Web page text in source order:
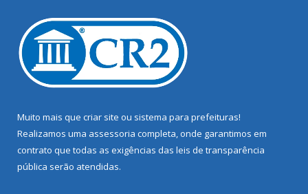
Muito mais que criar site ou sistema para prefeituras!
Realizamos uma assessoria completa, onde garantimos em
contrato que todas as exigências das leis de transparência
pública serão atendidas.